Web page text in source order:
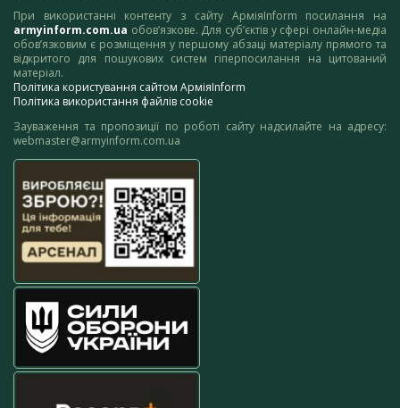
При використанні контенту з сайту АрміяInform посилання на
armyinform.com.ua обов’язкове. Для суб’єктів у сфері онлайн-медіа
обов’язковим є розміщення у першому абзаці матеріалу прямого та
відкритого для пошукових систем гіперпосилання на цитований
матеріал.
Політика користування сайтом АрміяInform
Політика використання файлів cookie
Зауваження та пропозиції по роботі сайту надсилайте на адресу:
webmaster@armyinform.com.ua